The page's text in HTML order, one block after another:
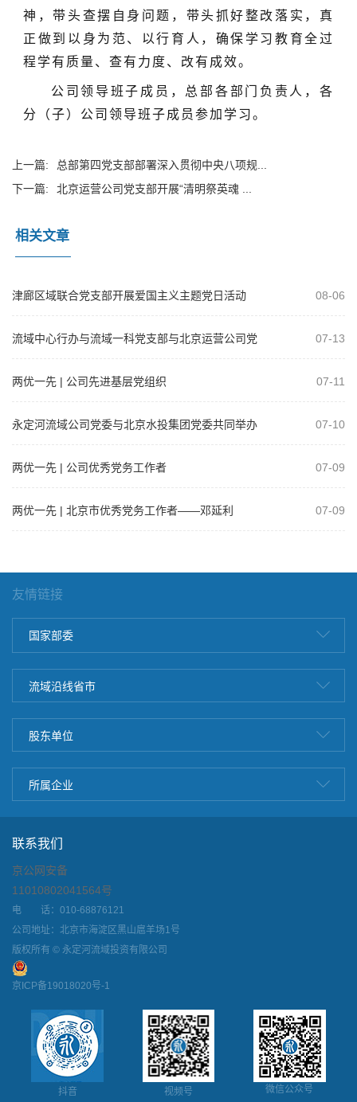
神，带头查摆自身问题，带头抓好整改落实，真
正做到以身为范、以行育人 ，确保学习教育全过
程学有质量、查有力度、改有成效。
公司领导班子成员，总部各部门负责人，各
分（子）公司领导班子成员参加学习。
上一篇:
总部第四党支部部署深入贯彻中央八项规...
下一篇:
北京运营公司党支部开展“清明祭英魂 ...
相关文章
津廊区域联合党支部开展爱国主义主题党日活动 08-06
流域中心行办与流域一科党支部与北京运营公司党
07-13
两优一先 | 公司先进基层党组织 07-11
永定河流域公司党委与北京水投集团党委共同举办
07-10
两优一先 | 公司优秀党务工作者 07-09
两优一先 | 北京市优秀党务工作者——邓延利 07-09
友情链接
国家部委
流域沿线省市
股东单位
所属企业
联系我们
京公网安备
11010802041564号
电 话：010-68876121
公司地址：北京市海淀区黑山扈羊场1号
版权所有 © 永定河流域投资有限公司
京ICP备19018020号-1
抖音 视频号 微信公众号